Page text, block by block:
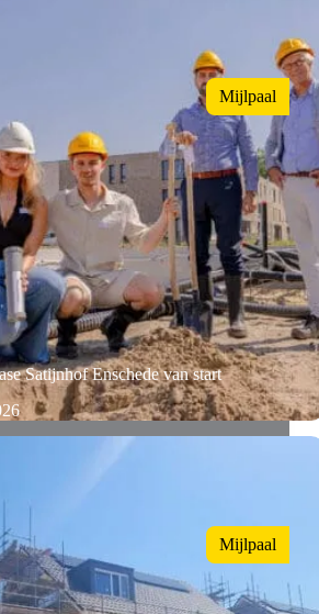
Mijlpaal
Satijnhof Enschede van start
Mijlpaal